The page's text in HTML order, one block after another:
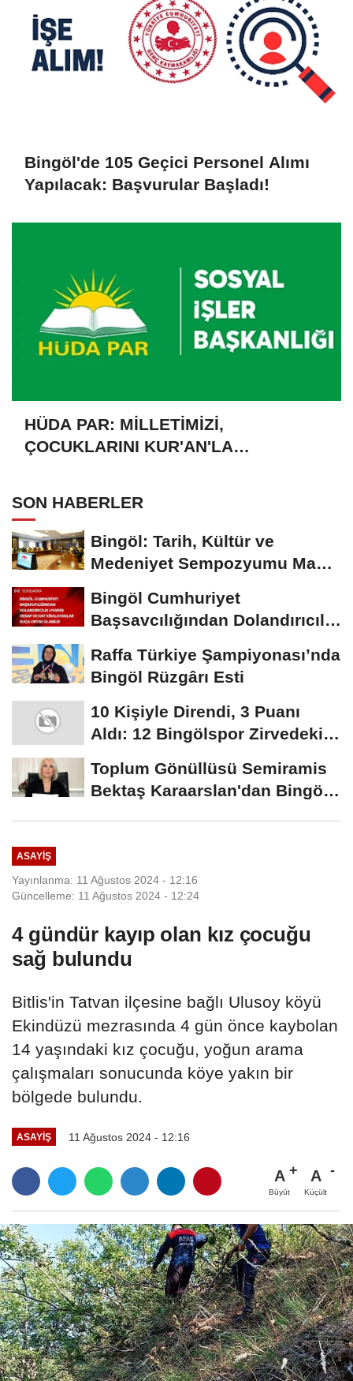
Bingöl'de 105 Geçici Personel Alımı
Yapılacak: Başvurular Başladı!
HÜDA PAR: MİLLETİMİZİ,
ÇOCUKLARINI KUR'AN'LA
SON HABERLER
Bingöl: Tarih, Kültür ve
Medeniyet Sempozyumu Mayıs
Bingöl Cumhuriyet
Başsavcılığından Dolandırıcılık
Raffa Türkiye Şampiyonası’nda
Bingöl Rüzgârı Esti
10 Kişiyle Direndi, 3 Puanı
Aldı: 12 Bingölspor Zirvedeki
Toplum Gönüllüsü Semiramis
Bektaş Karaarslan'dan Bingöl
ASAYIŞ
Yayınlanma: 11 Ağustos 2024 - 12:16
Güncelleme: 11 Ağustos 2024 - 12:24
4 gündür kayıp olan kız çocuğu
sağ bulundu
Bitlis'in Tatvan ilçesine bağlı Ulusoy köyü
Ekindüzü mezrasında 4 gün önce kaybolan
14 yaşındaki kız çocuğu, yoğun arama
çalışmaları sonucunda köye yakın bir
bölgede bulundu.
ASAYIŞ 11 Ağustos 2024 - 12:16
A
Büyüt
A
Küçült